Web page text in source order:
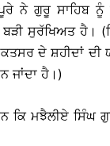
ਨੇ ਗੁਰੂ ਸਾਹਿਬ ਨੂੰ
ਸੁਰੱਖਿਅਤ ਹੈ।
ਦੇ ਸ਼ਹੀਦਾਂ ਦੀ
ਜਾਂਦਾ ਹੈ।)
ਕਿ ਮਝੈਲੀਏ ਸਿੰਘ